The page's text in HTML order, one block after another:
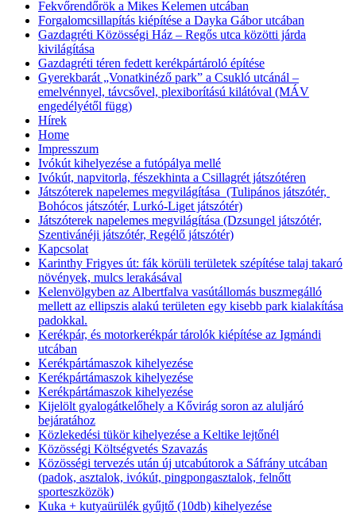
Fekvőrendőrök a Mikes Kelemen utcában
Forgalomcsillapítás kiépítése a Dayka Gábor utcában
Gazdagréti Közösségi Ház – Regős utca közötti járda
kivilágítása
Gazdagréti téren fedett kerékpártároló építése
Gyerekbarát „Vonatkinéző park” a Csukló utcánál –
emelvénnyel, távcsővel, plexiborítású kilátóval (MÁV
engedélyétől függ)
Hírek
Home
Impresszum
Ivókút kihelyezése a futópálya mellé
Ivókút, napvitorla, fészekhinta a Csillagrét játszótéren
Játszóterek napelemes megvilágítása (Tulipános játszótér,
Bohócos játszótér, Lurkó-Liget játszótér)
Játszóterek napelemes megvilágítása (Dzsungel játszótér,
Szentivánéji játszótér, Regélő játszótér)
Kapcsolat
Karinthy Frigyes út: fák körüli területek szépítése talaj takaró
növények, mulcs lerakásával
Kelenvölgyben az Albertfalva vasútállomás buszmegálló
mellett az ellipszis alakú területen egy kisebb park kialakítása
padokkal.
Kerékpár, és motorkerékpár tárolók kiépítése az Igmándi
utcában
Kerékpártámaszok kihelyezése
Kerékpártámaszok kihelyezése
Kerékpártámaszok kihelyezése
Kijelölt gyalogátkelőhely a Kővirág soron az aluljáró
bejáratához
Közlekedési tükör kihelyezése a Keltike lejtőnél
Közösségi Költségvetés Szavazás
Közösségi tervezés után új utcabútorok a Sáfrány utcában
(padok, asztalok, ivókút, pingpongasztalok, felnőtt
sporteszközök)
Kuka + kutyaürülék gyűjtő (10db) kihelyezése